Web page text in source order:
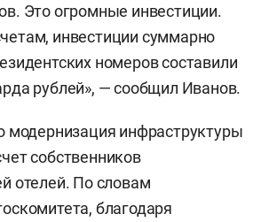
Это огромные инвестиции.
инвестиции суммарно
номеров составили
рублей», — сообщил Иванов.
модернизация инфраструктуры
собственников
отелей. По словам
благодаря